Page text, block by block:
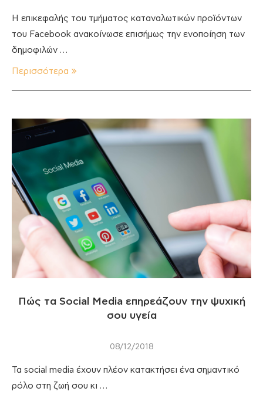
Η επικεφαλής του τμήματος καταναλωτικών προϊόντων
του Facebook ανακοίνωσε επισήμως την ενοποίηση των
δημοφιλών …
Περισσότερα
Πώς τα Social Media επηρεάζουν την ψυχική
σου υγεία
08/12/2018
Τα social media έχουν πλέον κατακτήσει ένα σημαντικό
ρόλο στη ζωή σου κι …